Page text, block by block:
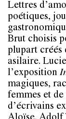
Lettres
poétiques,
Brut choisis
plupart créés
asilaire.
l’exposition
magiques,
femmes et de
d’écrivains